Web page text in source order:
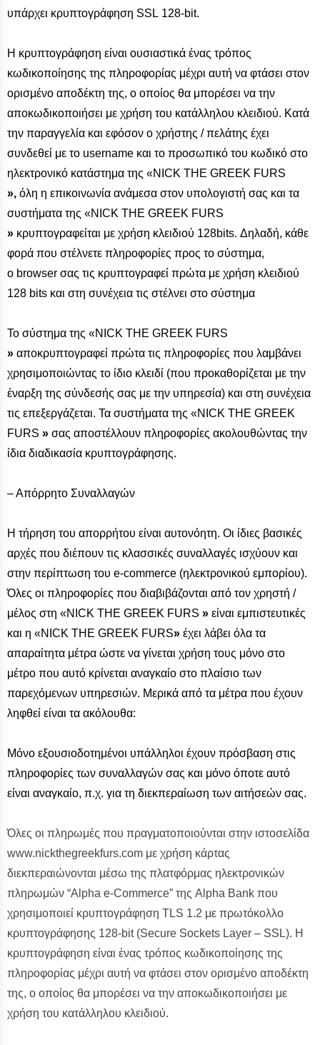
υπάρχει κρυπτογράφηση SSL 128-bit.
Η κρυπτογράφηση είναι ουσιαστικά ένας τρόπος
κωδικοποίησης της πληροφορίας μέχρι αυτή να φτάσει στον
ορισμένο αποδέκτη της, ο οποίος θα μπορέσει να την
αποκωδικοποιήσει με χρήση του κατάλληλου κλειδιού. Κατά
την παραγγελία και εφόσον ο χρήστης / πελάτης έχει
συνδεθεί με το username και το προσωπικό του κωδικό στο
ηλεκτρονικό κατάστημα της «NICK THE GREEK FURS
», όλη η επικοινωνία ανάμεσα στον υπολογιστή σας και τα
συστήματα της «NICK THE GREEK FURS
» κρυπτογραφείται με χρήση κλειδιού 128bits. Δηλαδή, κάθε
φορά που στέλνετε πληροφορίες προς το σύστημα,
ο browser σας τις κρυπτογραφεί πρώτα με χρήση κλειδιού
128 bits και στη συνέχεια τις στέλνει στο σύστημα
Το σύστημα της «NICK THE GREEK FURS
» αποκρυπτογραφεί πρώτα τις πληροφορίες που λαμβάνει
χρησιμοποιώντας το ίδιο κλειδί (που προκαθορίζεται με την
έναρξη της σύνδεσής σας με την υπηρεσία) και στη συνέχεια
τις επεξεργάζεται. Τα συστήματα της «NICK THE GREEK
FURS » σας αποστέλλουν πληροφορίες ακολουθώντας την
ίδια διαδικασία κρυπτογράφησης.
– Απόρρητο Συναλλαγών
Η τήρηση του απορρήτου είναι αυτονόητη. Οι ίδιες βασικές
αρχές που διέπουν τις κλασσικές συναλλαγές ισχύουν και
στην περίπτωση του e-commerce (ηλεκτρονικού εμπορίου).
Όλες οι πληροφορίες που διαβιβάζονται από τον χρηστή /
μέλος στη «NICK THE GREEK FURS » είναι εμπιστευτικές
και η «NICK THE GREEK FURS» έχει λάβει όλα τα
απαραίτητα μέτρα ώστε να γίνεται χρήση τους μόνο στο
μέτρο που αυτό κρίνεται αναγκαίο στο πλαίσιο των
παρεχόμενων υπηρεσιών. Μερικά από τα μέτρα που έχουν
ληφθεί είναι τα ακόλουθα:
Μόνο εξουσιοδοτημένοι υπάλληλοι έχουν πρόσβαση στις
πληροφορίες των συναλλαγών σας και μόνο όποτε αυτό
είναι αναγκαίο, π.χ. για τη διεκπεραίωση των αιτήσεών σας.
Όλες οι πληρωμές που πραγματοποιούνται στην ιστοσελίδα
www.nickthegreekfurs.com με χρήση κάρτας
διεκπεραιώνονται μέσω της πλατφόρμας ηλεκτρονικών
πληρωμών “Alpha e-Commerce” της Alpha Bank που
χρησιμοποιεί κρυπτογράφηση TLS 1.2 με πρωτόκολλο
κρυπτογράφησης 128-bit (Secure Sockets Layer – SSL). Η
κρυπτογράφηση είναι ένας τρόπος κωδικοποίησης της
πληροφορίας μέχρι αυτή να φτάσει στον ορισμένο αποδέκτη
της, ο οποίος θα μπορέσει να την αποκωδικοποιήσει με
χρήση του κατάλληλου κλειδιού.